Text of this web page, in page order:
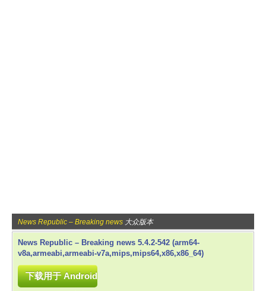
News Republic – Breaking news 大众版本
News Republic – Breaking news 5.4.2-542 (arm64-
v8a,armeabi,armeabi-v7a,mips,mips64,x86,x86_64)